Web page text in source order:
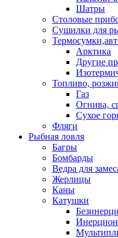
Шатры
Столовые
Сушилки для
Арктика
Другие
Топливо,
Газ
Огнива,
Сухое
Фляги
Рыбная ловля
Багры
Бомбарды
Ведра для
Жерлицы
Каны
Катушки